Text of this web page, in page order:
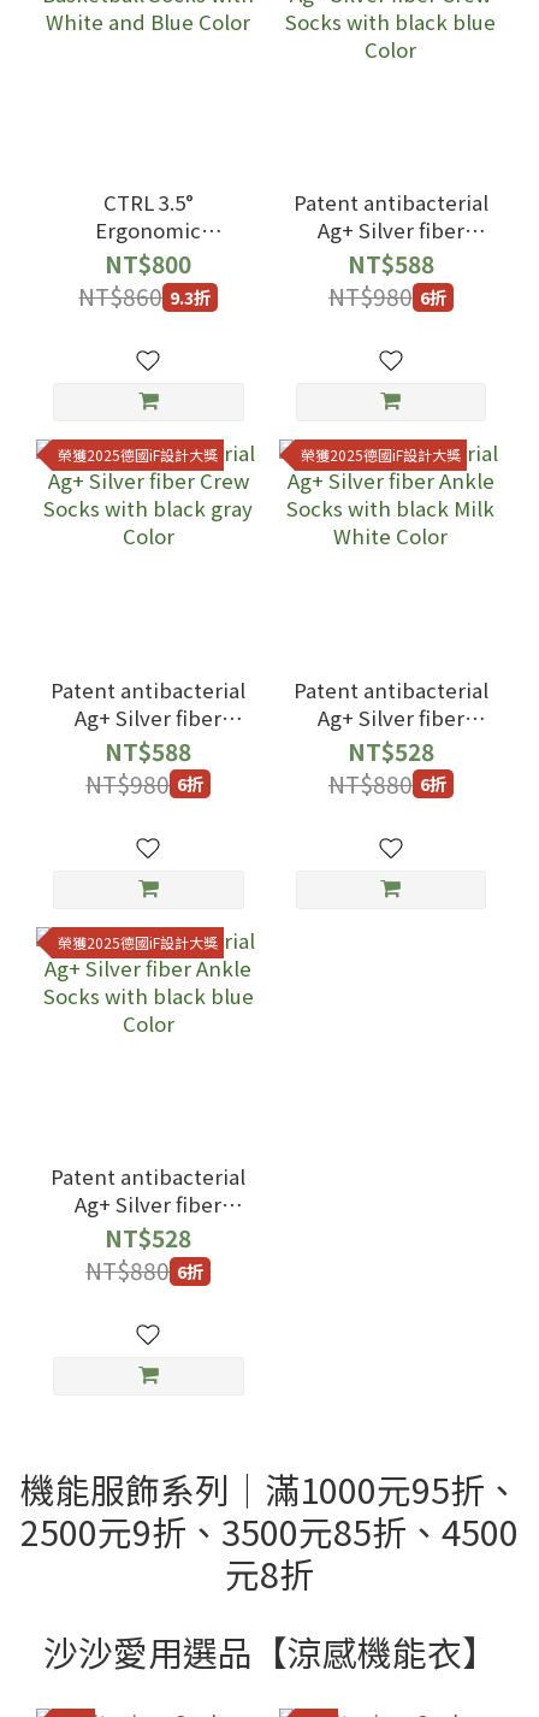
CTRL 3.5°
Ergonomic
Basketball Socks
with White and Blue
Color
NT$800
NT$860 9.3折
Patent antibacterial
Ag+ Silver fiber
Crew Socks with
black blue Color
NT$588
NT$980 6折
榮獲2025德國iF設計大獎
Patent antibacterial
Ag+ Silver fiber
Crew Socks with
black gray Color
NT$588
NT$980 6折
榮獲2025德國iF設計大獎
Patent antibacterial
Ag+ Silver fiber
Ankle Socks with
black Milk White
Color
NT$528
NT$880 6折
榮獲2025德國iF設計大獎
Patent antibacterial
Ag+ Silver fiber
Ankle Socks with
black blue Color
NT$528
NT$880 6折
機能服飾系列｜滿1000元95折、
2500元9折、3500元85折、4500
元8折
沙沙愛用選品【涼感機能衣】